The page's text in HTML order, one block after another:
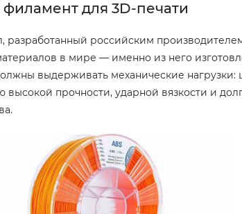
для 3D-печати
российским
в мире — именно из него
выдерживать механические
прочности, ударной вязкости и